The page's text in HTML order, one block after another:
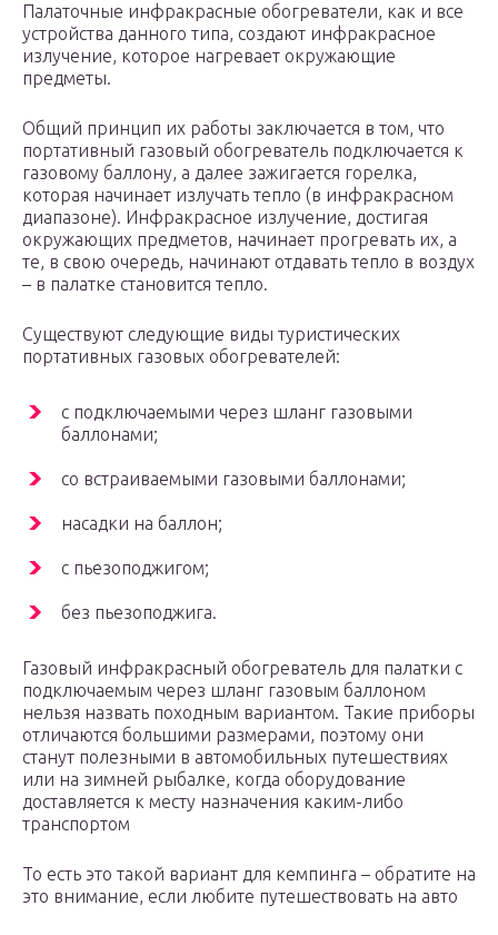
Палаточные инфракрасные обогреватели, как и все
устройства данного типа, создают инфракрасное
излучение, которое нагревает окружающие
предметы.
Общий принцип их работы заключается в том, что
портативный газовый обогреватель подключается к
газовому баллону, а далее зажигается горелка,
которая начинает излучать тепло (в инфракрасном
диапазоне). Инфракрасное излучение, достигая
окружающих предметов, начинает прогревать их, а
те, в свою очередь, начинают отдавать тепло в воздух
– в палатке становится тепло.
Существуют следующие виды туристических
портативных газовых обогревателей:
с подключаемыми через шланг газовыми
баллонами;
со встраиваемыми газовыми баллонами;
насадки на баллон;
с пьезоподжигом;
без пьезоподжига.
Газовый инфракрасный обогреватель для палатки с
подключаемым через шланг газовым баллоном
нельзя назвать походным вариантом. Такие приборы
отличаются большими размерами, поэтому они
станут полезными в автомобильных путешествиях
или на зимней рыбалке, когда оборудование
доставляется к месту назначения каким-либо
транспортом
То есть это такой вариант для кемпинга – обратите на
это внимание, если любите путешествовать на авто